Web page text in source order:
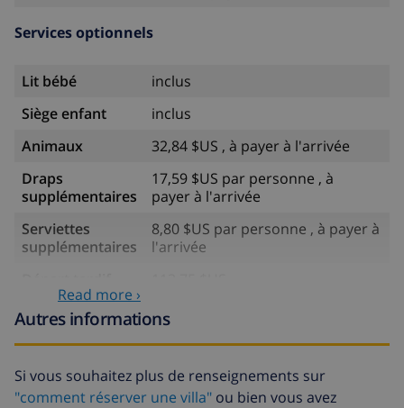
Services optionnels
Lit bébé
inclus
Siège enfant
inclus
Animaux
32,84 $US , à payer à l'arrivée
Draps
supplémentaires
17,59 $US par personne , à
payer à l'arrivée
Serviettes
supplémentaires
8,80 $US par personne , à payer à
l'arrivée
Nettoyage
supplémentaire
basée sur consommation
énergétique (52,77 $US/HOUR)
d'annulation:
Read more ›
Autres informations
Si vous souhaitez plus de renseignements sur
"comment réserver une villa" ou bien vous avez